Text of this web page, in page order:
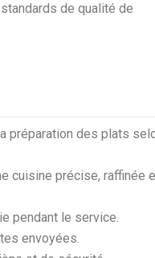
de qualité de
préparation des plats
cuisine précise, raffinée
pendant le service.
envoyées.